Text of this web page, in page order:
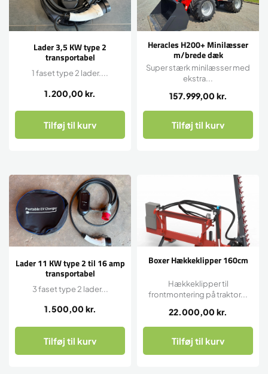
Lader 3,5 KW type 2
transportabel
1.200,00 kr.
1 faset type 2 lader....
Tilføj til kurv
Heracles H200+ Minilæsser
m/brede dæk
157.999,00 kr.
Super stærk minilæsser med
ekstra...
Tilføj til kurv
Lader 11 KW type 2 til 16 amp
transportabel
1.500,00 kr.
3 faset type 2 lader...
Tilføj til kurv
Boxer Hækkeklipper 160cm
22.000,00 kr.
Hækkeklipper til
frontmontering på traktor...
Tilføj til kurv